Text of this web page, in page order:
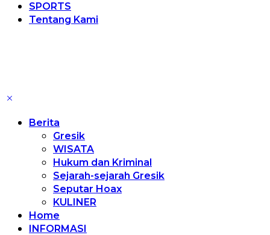
SPORTS
Tentang Kami
Berita
Gresik
WISATA
Hukum dan Kriminal
Sejarah-sejarah Gresik
Seputar Hoax
KULINER
Home
INFORMASI